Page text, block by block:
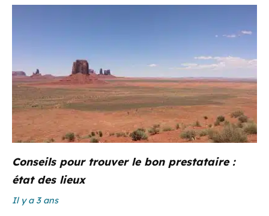
Conseils pour trouver le bon prestataire :
état des lieux
Il y a 3 ans